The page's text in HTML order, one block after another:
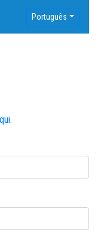
Português
.